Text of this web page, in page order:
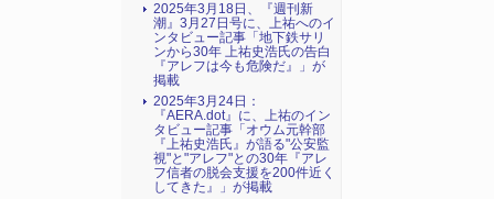
2025年3月18日、『週刊新
潮』3月27日号に、上祐へのイ
ンタビュー記事「地下鉄サリ
ンから30年 上祐史浩氏の告白
『アレフは今も危険だ』」が
掲載
2025年3月24日：
『AERA.dot』に、上祐のイン
タビュー記事「オウム元幹部
『上祐史浩氏』が語る"公安監
視"と"アレフ"との30年『アレ
フ信者の脱会支援を200件近く
してきた』」が掲載